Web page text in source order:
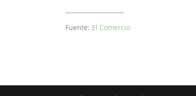
Fuente: El Comercio